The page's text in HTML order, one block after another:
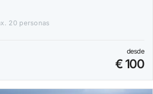
20 personas
desde
€ 100